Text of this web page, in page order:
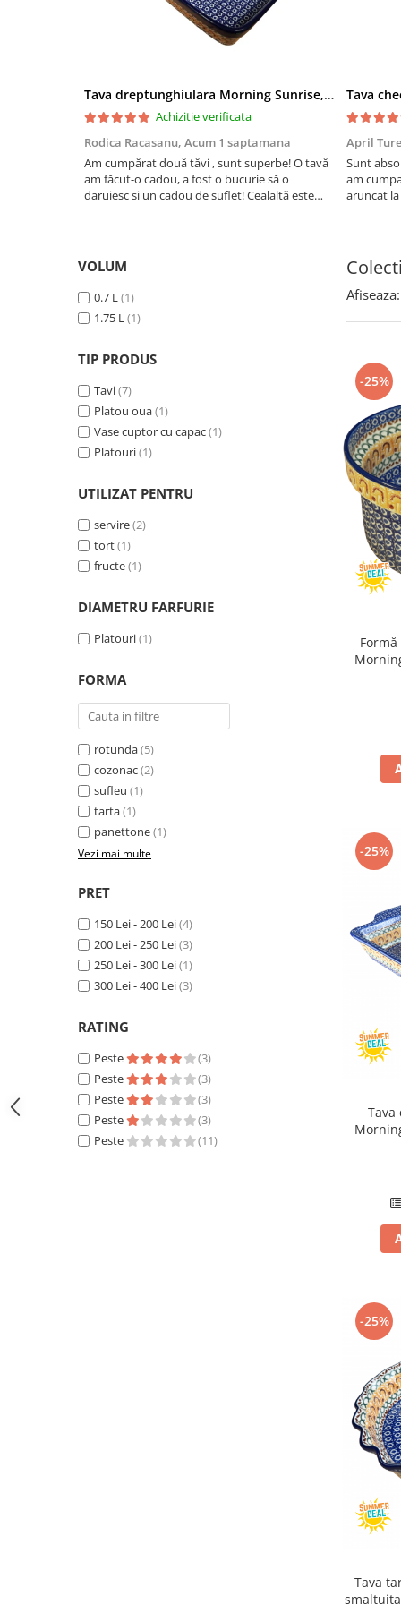
Accesorii decorative
Colectii Artistice
Colectiile Country
Colectia Sweet Dreams
Colectia Leaf Bed
Colectia Autumn Garden
Colectia Butterfly Dance
Colectia Morning Sunrise
Colectia Infinity
Colectia Morning Glory
Colectia Blue Sea
Colectia Wild Hearts
Colectia Blue Spring
Tava dreptunghiulara Morning Sunrise, ceramica smaltuita, pictata manual, 27,0 X 32, 5 cm
Achizitie verificata
Rodica Racasanu, Acum 1 saptamana
Am cumpărat două tăvi , sunt superbe! O tavă
am făcut-o cadou, a fost o bucurie să o
daruiesc si un cadou de suflet! Cealaltă este
April
Sunt
am
aruncat
VOLUM
0.7 L(1)
1.75 L(1)
TIP PRODUS
Tavi(7)
Platou oua(1)
Vase cuptor cu capac(1)
Platouri(1)
UTILIZAT PENTRU
servire(2)
tort(1)
fructe(1)
DIAMETRU FARFURIE
Platouri(1)
FORMA
rotunda(5)
cozonac(2)
sufleu (1)
tarta(1)
panettone(1)
Vezi mai multe
PRET
150 Lei - 200 Lei(4)
200 Lei - 250 Lei(3)
250 Lei - 300 Lei(1)
300 Lei - 400 Lei(3)
RATING
Peste
(3)
Peste
(3)
Peste
(3)
Peste
(3)
Peste
(11)
Afiseaza:
-25%
-25%
-25%
Tava